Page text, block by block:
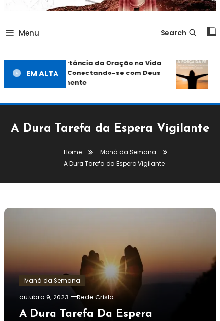
Menu Search
EM ALTA
A Importância da Oração na Vida
Cristã: Conectando-se com Deus
Diariamente
A Dura Tarefa da Espera Vigilante
Home
Maná da Semana
A Dura Tarefa da Espera Vigilante
Maná da Semana
outubro 9, 2023 Rede Cristo
A Dura Tarefa Da Espera